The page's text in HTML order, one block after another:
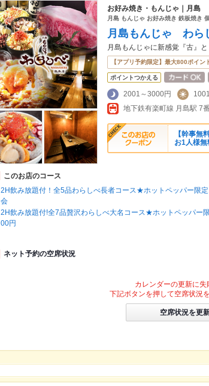
お好み焼き・もんじゃ｜月島
月島 もんじゃ お好み焼き 鉄板焼き
月島もんじゃ わ
月島もんじゃに新感覚『古』
【アプリ予約限定】最大800ポイン
ポイントつかえる
2001～3000円
地下鉄有楽町線 月島駅 7
【幹事無
お1人様無
このお店のコース
2H飲み放題付！全5品わらしべ長者コース★ホットペッパー限
会
2H飲み放題付!全7品贅沢わらしべ大名コース★ホットペッパー
00円
ネット予約の空席状況
カレンダーの更新に失
下記ボタンを押して空席状況
空席状況を更